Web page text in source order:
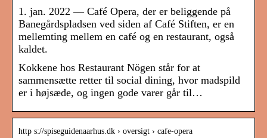
1. jan. 2022 — Café Opera, der er beliggende på
Banegårdspladsen ved siden af Café Stiften, er en
mellemting mellem en café og en restaurant, også
kaldet.
Kokkene hos Restaurant Nögen står for at
sammensætte retter til social dining, hvor madspild
er i højsæde, og ingen gode varer går til…
http s://spiseguidenaarhus.dk › oversigt › cafe-opera